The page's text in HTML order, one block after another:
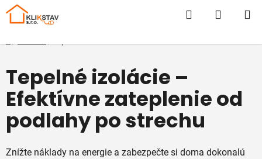
Prejsť
Hľadať
Tepelné izolácie –
Efektívne zateplenie od
podlahy po strechu
Znížte náklady na energie a zabezpečte si doma dokonalú